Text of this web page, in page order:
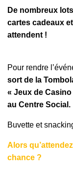
De nombreux
cartes cadeaux
attendent !
Pour rendre
sort de la
« Jeux de
au Centre Social.
Buvette et
Alors
chance ?